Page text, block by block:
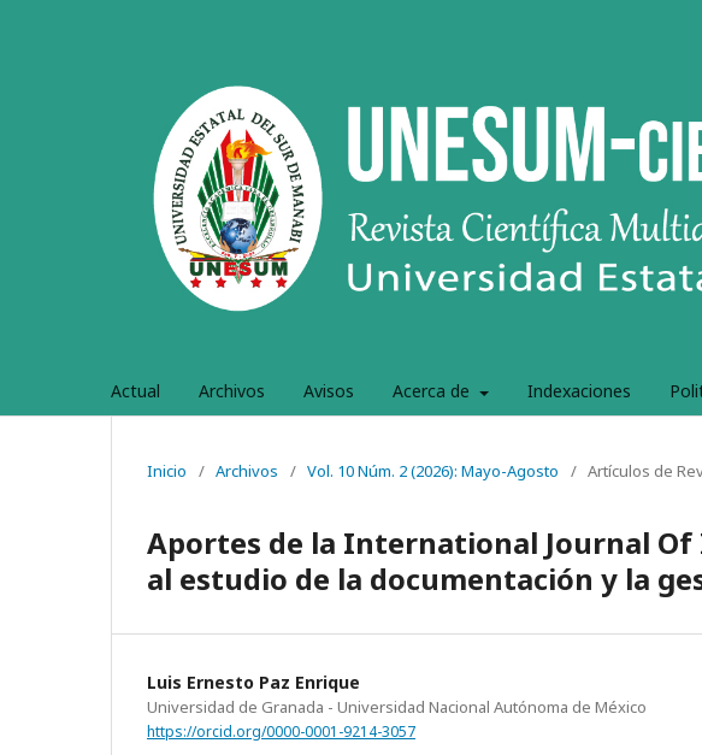
Actual Archivos Avisos Acerca de Indexaciones
Inicio / Archivos / Vol. 10 Núm. 2 (2026): Mayo-Agosto / Artículos de
Aportes de la International Journal
al estudio de la documentación y la
Luis Ernesto Paz Enrique
Universidad de Granada - Universidad Nacional Autónoma de México
https://orcid.org/0000-0001-9214-3057